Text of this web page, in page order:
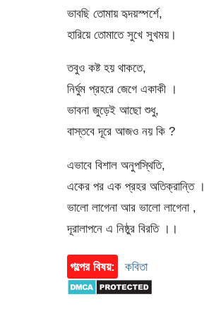
ভাবছি তোমায় হৃদয়স্পর্শে,
হারিয়ে তোমাতে সুখে সুখময়।
তবুও কষ্ট হয় থাকতে,
নির্ঘুম প্রহরে জেগে একাকী ।
ভাবনা জুড়েই আছো শুধু,
বাস্তবে দূরে আজও নয় কি ?
এভাবে বিশাল অনুপস্থিতি,
একের পর এক প্রহর অতিক্রান্তি ।
ভালো লাগেনা আর ভালো লাগেনা ,
দূরালাপনে এ নিষ্ঠুর বিরতি ।।
গল্পের বিষয়: কবিতা